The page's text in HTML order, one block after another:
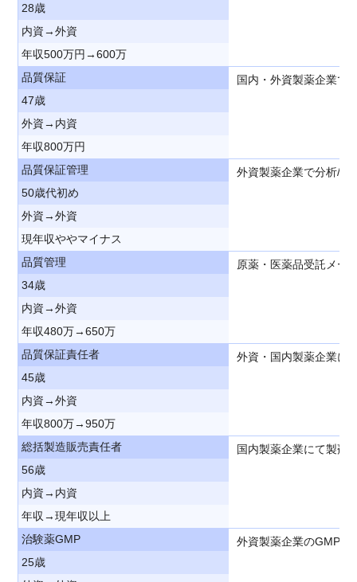
28歳
内資→外資
年収500万円→600万
品質保証
国内・外資製薬企業で
47歳
外資→内資
年収800万円
品質保証管理
外資製薬企業で分析/製
50歳代初め
外資→外資
現年収ややマイナス
品質管理
原薬・医薬品受託メー
34歳
内資→外資
年収480万→650万
品質保証責任者
外資・国内製薬企業に
45歳
内資→外資
年収800万→950万
総括製造販売責任者
国内製薬企業にて製剤
56歳
内資→内資
年収→現年収以上
治験薬GMP
外資製薬企業のGMP品
25歳